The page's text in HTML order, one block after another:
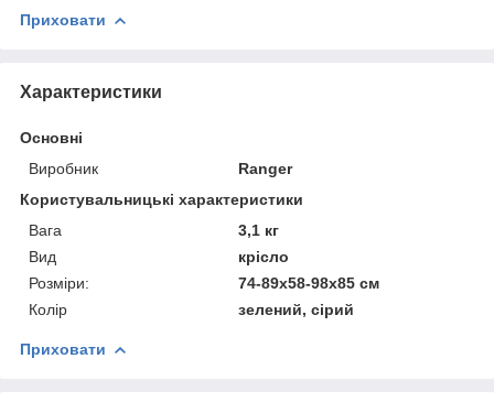
Приховати
Характеристики
Основні
Виробник
Ranger
Користувальницькі характеристики
Вага
3,1 кг
Вид
крісло
Розміри:
74-89х58-98х85 см
Колір
зелений, сірий
Приховати